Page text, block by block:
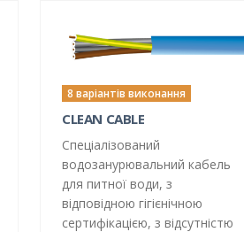
8 варіантів виконання
CLEAN CABLE
Спеціалізований
водозанурювальний кабель
для питної води, з
відповідною гігієнічною
сертифікацією, з відсутністю